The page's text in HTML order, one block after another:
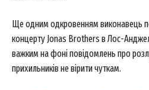
Ще одним одкровенням виконавець
концерту Jonas Brothers в Лос-
важким на фоні повідомлень про
прихильників не вірити чуткам.